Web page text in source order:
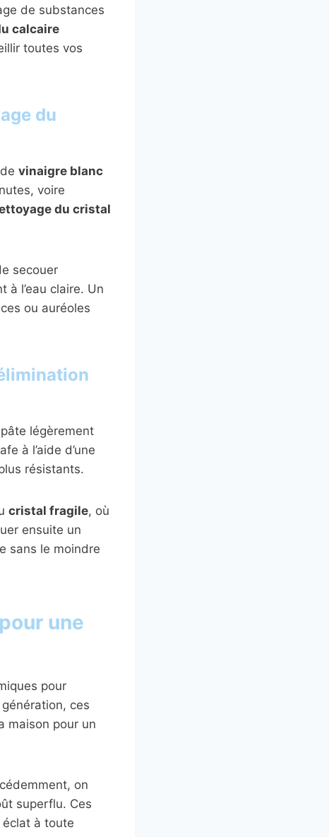
de substances
calcaire
toutes vos
du
vinaigre blanc
voire
du cristal
secouer
à l’eau claire. Un
ou auréoles
légèrement
à l’aide d’une
résistants.
cristal fragile, où
ensuite un
sans le moindre
une
pour
ces
maison pour un
on
superflu. Ces
à toute